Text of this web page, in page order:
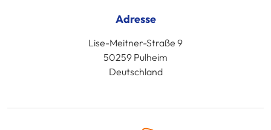
Adresse
Lise-Meitner-Straße 9
50259 Pulheim
Deutschland